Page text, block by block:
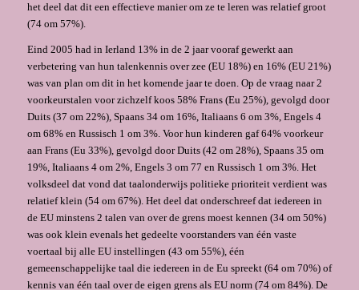
het deel dat dit een effectieve manier om ze te leren was relatief groot
(74 om 57%).
Eind 2005 had in Ierland 13% in de 2 jaar vooraf gewerkt aan
verbetering van hun talenkennis over zee (EU 18%) en 16% (EU 21%)
was van plan om dit in het komende jaar te doen. Op de vraag naar 2
voorkeurstalen voor zichzelf koos 58% Frans (Eu 25%), gevolgd door
Duits (37 om 22%), Spaans 34 om 16%, Italiaans 6 om 3%, Engels 4
om 68% en Russisch 1 om 3%. Voor hun kinderen gaf 64% voorkeur
aan Frans (Eu 33%), gevolgd door Duits (42 om 28%), Spaans 35 om
19%, Italiaans 4 om 2%, Engels 3 om 77 en Russisch 1 om 3%. Het
volksdeel dat vond dat taalonderwijs politieke prioriteit verdient was
relatief klein (54 om 67%). Het deel dat onderschreef dat iedereen in
de EU minstens 2 talen van over de grens moest kennen (34 om 50%)
was ook klein evenals het gedeelte voorstanders van één vaste
voertaal bij alle EU instellingen (43 om 55%), één
gemeenschappelijke taal die iedereen in de Eu spreekt (64 om 70%) of
kennis van één taal over de eigen grens als EU norm (74 om 84%). De